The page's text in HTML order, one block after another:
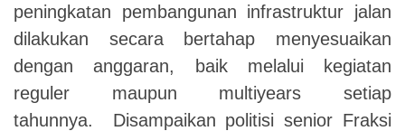
peningkatan pembangunan infrastruktur jalan
dilakukan secara bertahap menyesuaikan
dengan anggaran, baik melalui kegiatan
reguler maupun multiyears setiap
tahunnya. Disampaikan politisi senior Fraksi